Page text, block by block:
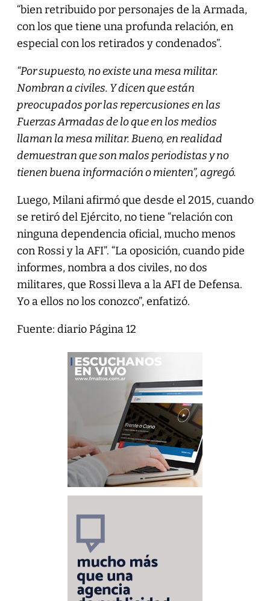
“bien retribuido por personajes de la Armada,
con los que tiene una profunda relación, en
especial con los retirados y condenados”.
“Por supuesto, no existe una mesa militar.
Nombran a civiles. Y dicen que están
preocupados por las repercusiones en las
Fuerzas Armadas de lo que en los medios
llaman la mesa militar. Bueno, en realidad
demuestran que son malos periodistas y no
tienen buena información o mienten”, agregó.
Luego, Milani afirmó que desde el 2015, cuando
se retiró del Ejército, no tiene “relación con
ninguna dependencia oficial, mucho menos
con Rossi y la AFI”. “La oposición, cuando pide
informes, nombra a dos civiles, no dos
militares, que Rossi lleva a la AFI de Defensa.
Yo a ellos no los conozco”, enfatizó.
Fuente: diario Página 12